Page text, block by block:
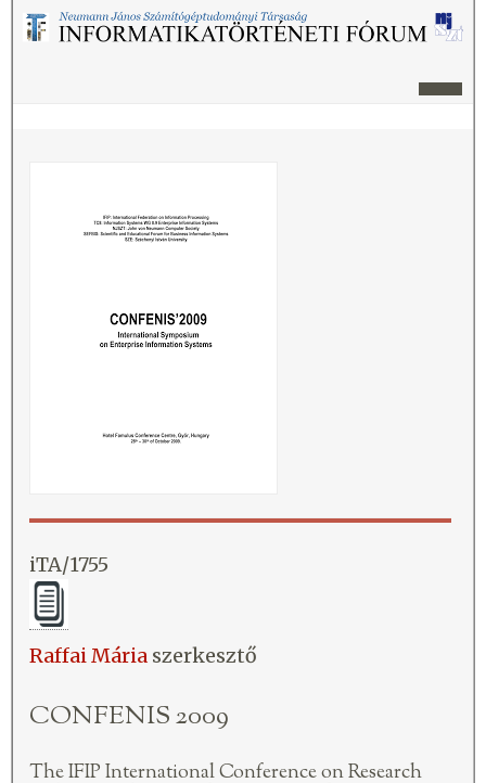
iTA/1755
Raffai Mária szerkesztő
CONFENIS 2009
The IFIP International Conference on Research